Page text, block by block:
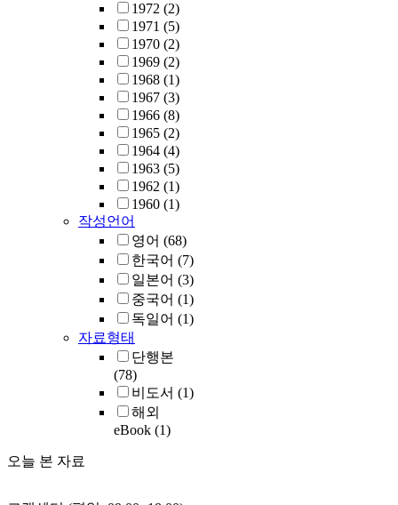
1972 (2)
1971 (5)
1970 (2)
1969 (2)
1968 (1)
1967 (3)
1966 (8)
1965 (2)
1964 (4)
1963 (5)
1962 (1)
1960 (1)
작성언어
영어 (68)
한국어 (7)
일본어 (3)
중국어 (1)
독일어 (1)
자료형태
단행본
(78)
비도서 (1)
해외
eBook (1)
오늘 본 자료